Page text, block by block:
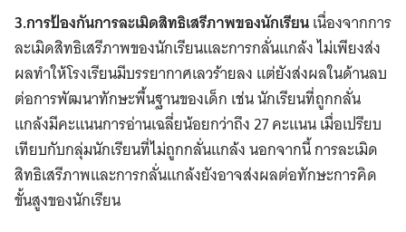
3.การป้องกันการละเมิดสิทธิเสรีภาพของนักเรียนเนื่องจากการ
ละเมิดสิทธิเสรีภาพของนักเรียนและการกลั่นแกล้ง ไม่เพียงส่ง
ผลทำให้โรงเรียนมีบรรยากาศเลวร้ายลง แต่ยังส่งผลในด้านลบ
ต่อการพัฒนาทักษะพื้นฐานของเด็ก เช่น นักเรียนที่ถูกกลั่น
แกล้งมีคะแนนการอ่านเฉลี่ยน้อยกว่าถึง 27 คะแนน เมื่อเปรียบ
เทียบกับกลุ่มนักเรียนที่ไม่ถูกกลั่นแกล้ง นอกจากนี้ การละเมิด
สิทธิเสรีภาพและการกลั่นแกล้งยังอาจส่งผลต่อทักษะการคิด
ขั้นสูงของนักเรียน